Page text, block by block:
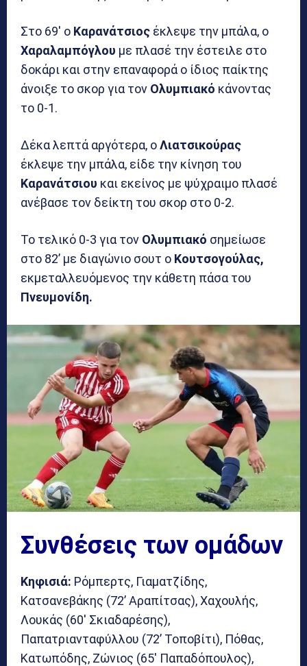
Στο 69′ ο Καρανάτσιος έκλεψε την μπάλα, ο
Χαραλαμπόγλου με πλασέ την έστειλε στο
δοκάρι και στην επαναφορά ο ίδιος παίκτης
άνοιξε το σκορ για τον Ολυμπιακό κάνοντας
το 0-1.
Δέκα λεπτά αργότερα, οΛιατσικούρας
έκλεψε την μπάλα, είδε την κίνηση του
Καρανάτσιου και εκείνος με ψύχραιμο πλασέ
ανέβασε τον δείκτη του σκορ στο 0-2.
Το τελικό 0-3 για τον Ολυμπιακό σημείωσε
στο 82’ με διαγώνιο σουτ ο Κουτσογούλας,
εκμεταλλευόμενος την κάθετη πάσα του
Πνευμονίδη.
Συνθέσεις των ομάδων
Κηφισιά: Ρόμπερτς, Γιαματζίδης,
Κατσανεβάκης (72’ Αραπίτσας), Χαχουλής,
Λουκάς (60′ Σκιαδαρέσης),
Παπατριανταφύλλου (72’ Τοποβίτι), Πόθας,
Κατωπόδης, Ζώνιος (65′ Παπαδόπουλος),